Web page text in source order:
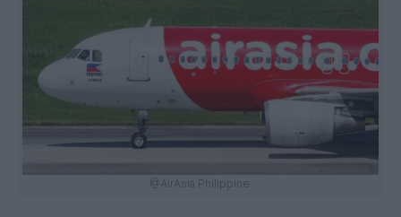
@AirAsia Philippine